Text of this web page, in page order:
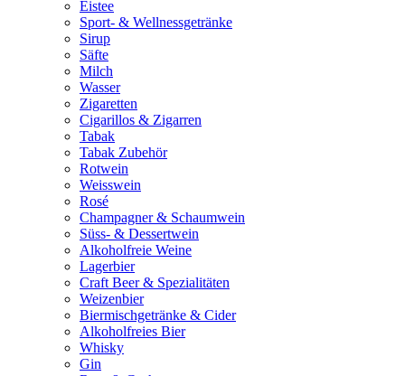
Eistee
Sport- & Wellnessgetränke
Sirup
Säfte
Milch
Wasser
Zigaretten
Cigarillos & Zigarren
Tabak
Tabak Zubehör
Rotwein
Weisswein
Rosé
Champagner & Schaumwein
Süss- & Dessertwein
Alkoholfreie Weine
Lagerbier
Craft Beer & Spezialitäten
Weizenbier
Biermischgetränke & Cider
Alkoholfreies Bier
Whisky
Gin